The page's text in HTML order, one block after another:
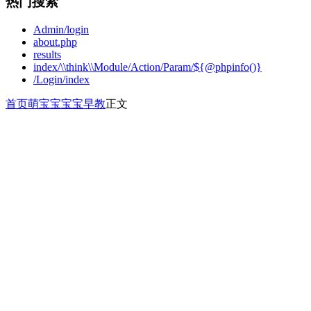
Admin/login
about.php
results
index/\\think\\Module/Action/Param/${@phpinfo()}
/Login/index
首页萌宝宝宝宝早教正文